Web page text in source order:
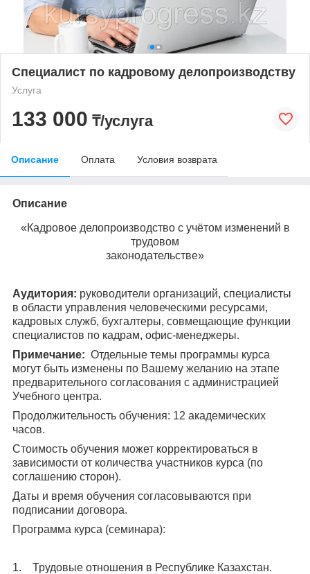
Специалист по кадровому делопроизводству
Услуга
133 000 ₸/услуга
Описание Оплата Условия возврата
Описание
«Кадровое делопроизводство с учётом изменений в
трудовом
законодательстве»
Аудитория: руководители организаций, специалисты
в области управления человеческими ресурсами,
кадровых служб, бухгалтеры, совмещающие функции
специалистов по кадрам, офис-менеджеры.
Примечание: Отдельные темы программы курса
могут быть изменены по Вашему желанию на этапе
предварительного согласования с администрацией
Учебного центра.
Продолжительность обучения: 12 академических
часов.
Стоимость обучения может корректироваться в
зависимости от количества участников курса (по
соглашению сторон).
Даты и время обучения согласовываются при
подписании договора.
Программа курса (семинара):
1. Трудовые отношения в Республике Казахстан.